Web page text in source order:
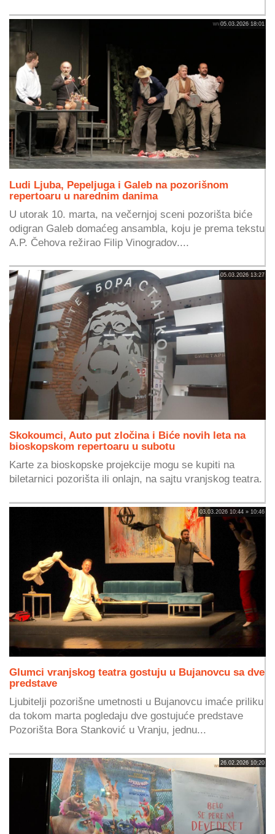
05.03.2026 18:01
Ludi Ljuba, Pepeljuga i Galeb na pozorišnom
repertoaru u narednim danima
U utorak 10. marta, na večernjoj sceni pozorišta biće
odigran Galeb domaćeg ansambla, koju je prema tekstu
A.P. Čehova režirao Filip Vinogradov....
05.03.2026 13:27
Skokoumci, Auto put zločina i Biće novih leta na
bioskopskom repertoaru u subotu
Karte za bioskopske projekcije mogu se kupiti na
biletarnici pozorišta ili onlajn, na sajtu vranjskog teatra.
03.03.2026 10:44 » 10:46
Glumci vranjskog teatra gostuju u Bujanovcu sa dve
predstave
Ljubitelji pozorišne umetnosti u Bujanovcu imaće priliku
da tokom marta pogledaju dve gostujuće predstave
Pozorišta Bora Stanković u Vranju, jednu...
26.02.2026 10:20